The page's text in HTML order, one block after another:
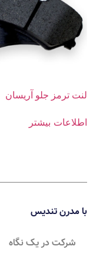
لنت ترمز جلو آریسان
اطلاعات بیشتر
با مدرن تندیس
شرکت در یک نگاه